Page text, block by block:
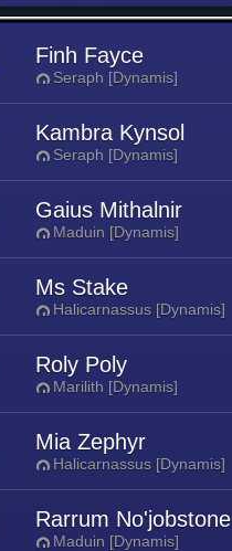
Finh Fayce
Seraph [Dynamis]
Kambra Kynsol
Seraph [Dynamis]
Gaius Mithalnir
Maduin [Dynamis]
Ms Stake
Halicarnassus [Dynamis]
Roly Poly
Marilith [Dynamis]
Mia Zephyr
Halicarnassus [Dynamis]
Rarrum No'jobstone
Maduin [Dynamis]